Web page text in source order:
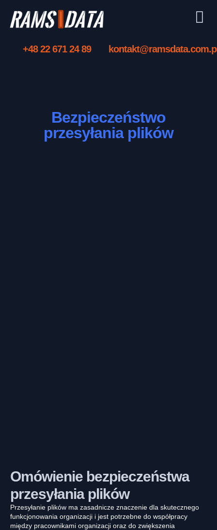
+48 22 671 24 89
Bezpieczeństwo
przesyłania plików
Omówienie bezpieczeństwa
przesyłania plików
Przesyłanie plików ma zasadnicze znaczenie dla skutecznego
funkcjonowania organizacji i jest potrzebne do współpracy
między pracownikami organizacji oraz do zwiększenia